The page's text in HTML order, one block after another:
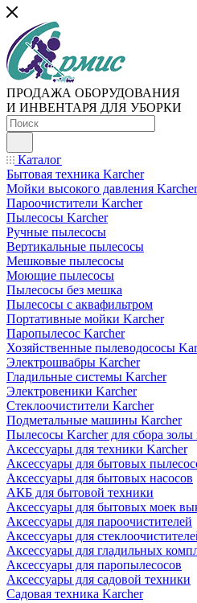
ПРОДАЖА ОБОРУДОВАНИЯ
И ИНВЕНТАРЯ ДЛЯ УБОРКИ
Каталог
Бытовая техника Karcher
Мойки высокого давления Karcher
Пароочистители Karcher
Пылесосы Karcher
Ручные пылесосы
Вертикальные пылесосы
Мешковые пылесосы
Моющие пылесосы
Пылесосы без мешка
Пылесосы с аквафильтром
Портативные мойки Karcher
Паропылесос Karcher
Хозяйственные пылеводососы
Электрошвабры Karcher
Гладильные системы Karcher
Электровеники Karcher
Стеклоочистители Karcher
Подметальные машины Karcher
Пылесосы Karcher для сбора золы
Аксессуары для техники Karcher
Аксессуары для бытовых
Аксессуары для бытовых насосов
АКБ для бытовой техники
Аксессуары для бытовых моек
Аксессуары для пароочистителей
Аксессуары для
Аксессуары для гладильных
Аксессуары для паропылесосов
Аксессуары для садовой техники
Садовая техника Karcher